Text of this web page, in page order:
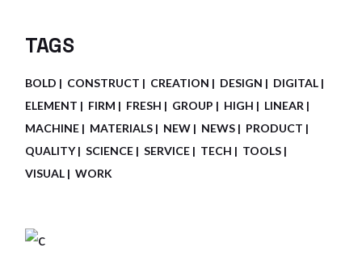
TAGS
BOLD CONSTRUCT CREATION DESIGN
DIGITAL
ELEMENT
FIRM FRESH GROUP HIGH
LINEAR
MACHINE
MATERIALS NEW NEWS
PRODUCT
QUALITY
SCIENCE SERVICE TECH
TOOLS
VISUAL
WORK